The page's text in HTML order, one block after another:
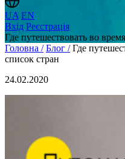
UA EN
Вхід Реєстрація
Где путешествовать во
Головна / Блог / Где
список стран
24.02.2020